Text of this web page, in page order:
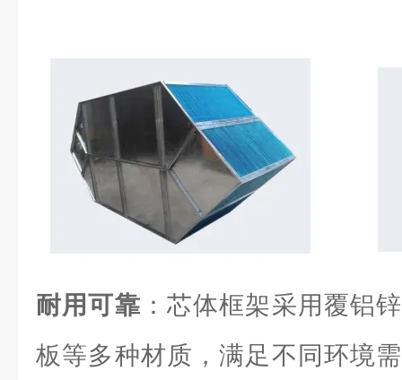
耐用可靠 ：芯体框架采用覆铝
板等多种材质，满足不同环境